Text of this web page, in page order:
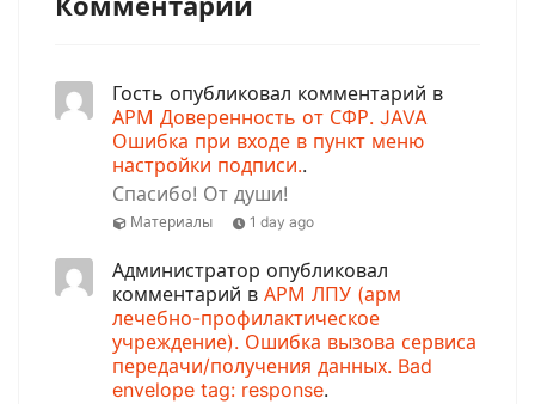
Гость опубликовал комментарий в
АРМ Доверенность от СФР. JAVA
Ошибка при входе в пункт меню
настройки подписи..
Спасибо! От души!
Материалы 1 day ago
Администратор опубликовал
комментарий в АРМ ЛПУ (арм
лечебно-профилактическое
учреждение). Ошибка вызова сервиса
передачи/получения данных. Bad
envelope tag: response.